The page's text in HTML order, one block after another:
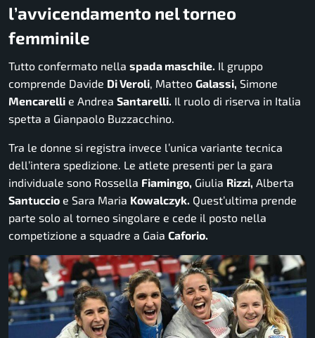
l’avvicendamento nel torneo
femminile
Tutto confermato nella spada maschile. Il gruppo
comprende Davide Di Veroli , Matteo Galassi, Simone
Mencarelli e Andrea Santarelli. Il ruolo di riserva in Italia
spetta a Gianpaolo Buzzacchino.
Tra le donne si registra invece l’unica variante tecnica
dell’intera spedizione. Le atlete presenti per la gara
individuale sono Rossella Fiamingo, Giulia Rizzi, Alberta
Santuccio e Sara Maria Kowalczyk. Quest’ultima prende
parte solo al torneo singolare e cede il posto nella
competizione a squadre a Gaia Caforio.